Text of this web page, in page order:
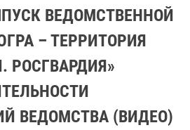
ВЕДОМСТВЕННОЙ
– ТЕРРИТОРИЯ
РОСГВАРДИЯ»
ВЕДОМСТВА (ВИДЕО)